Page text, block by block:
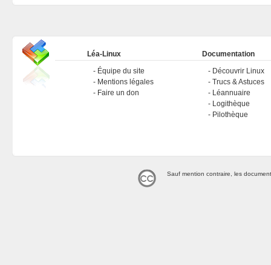
Léa-Linux
Équipe du site
Mentions légales
Faire un don
Documentation
Découvrir Linux
Trucs & Astuces
Léannuaire
Logithèque
Pilothèque
Sauf mention contraire, les